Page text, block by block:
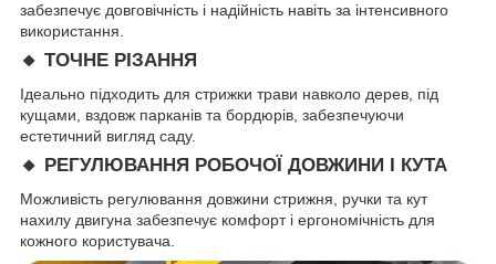
забезпечує довговічність і надійність навіть за інтенсивного
використання.
🔸 ТОЧНЕ РІЗАННЯ
Ідеально підходить для стрижки трави навколо дерев, під
кущами, вздовж парканів та бордюрів, забезпечуючи
естетичний вигляд саду.
🔸 РЕГУЛЮВАННЯ РОБОЧОЇ ДОВЖИНИ І КУТА
Можливість регулювання довжини стрижня, ручки та кут
нахилу двигуна забезпечує комфорт і ергономічність для
кожного користувача.